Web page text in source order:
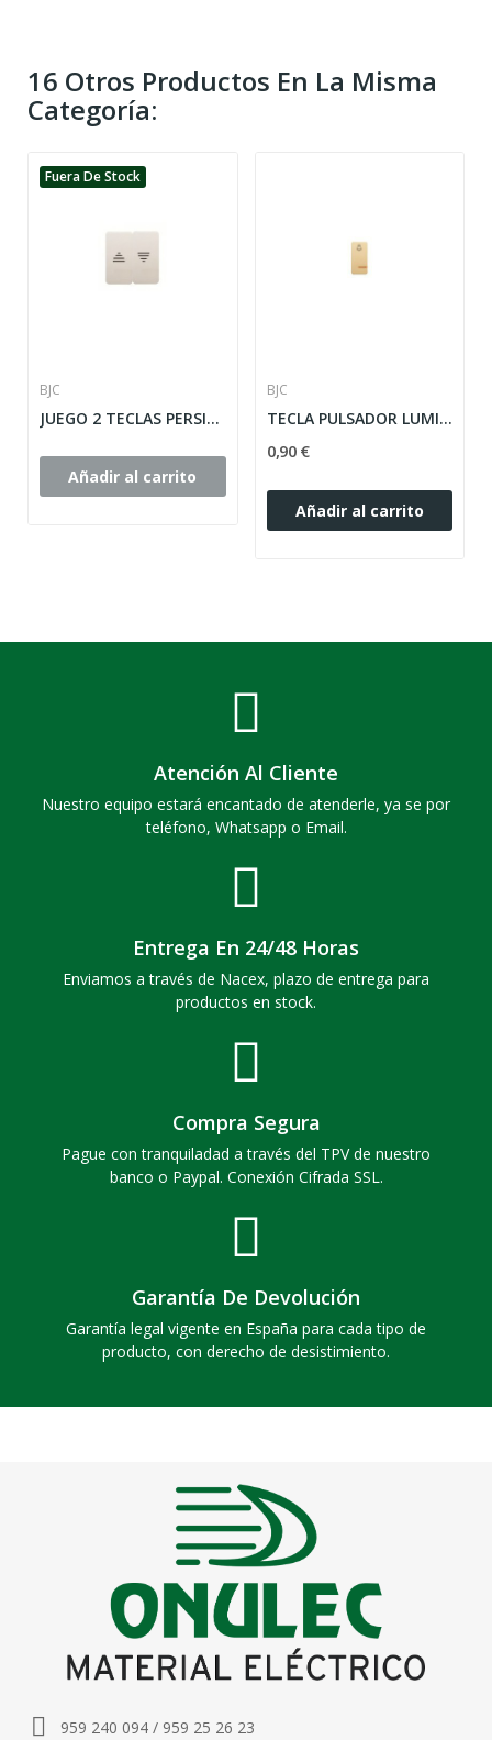
16 Otros Productos En La Misma
Categoría:
Fuera De Stock
BJC
JUEGO 2 TECLAS PERSIANA SOL TEIDE EN BLANCO...
Añadir al carrito
BJC
TECLA PULSADOR LUMINOSO BEIGE SIMBOLO TIMBRE...
0,90 €
Añadir al carrito
Atención Al Cliente
Nuestro equipo estará encantado de atenderle, ya se por
teléfono, Whatsapp o Email.
Entrega En 24/48 Horas
Enviamos a través de Nacex, plazo de entrega para
productos en stock.
Compra Segura
Pague con tranquiladad a través del TPV de nuestro
banco o Paypal. Conexión Cifrada SSL.
Garantía De Devolución
Garantía legal vigente en España para cada tipo de
producto, con derecho de desistimiento.
959 240 094 / 959 25 26 23